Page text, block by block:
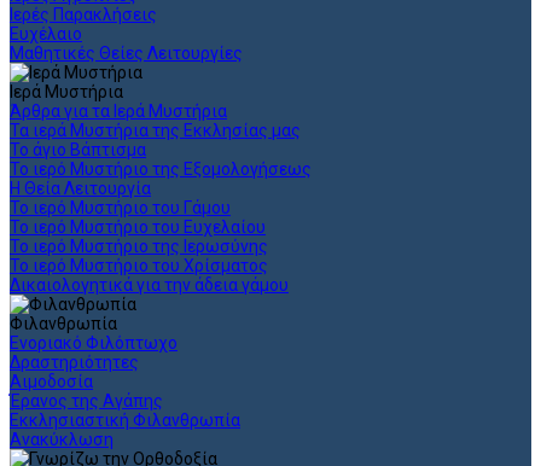
Ιερές Παρακλήσεις
Ευχέλαιο
Μαθητικές Θείες Λειτουργίες
Ιερά Μυστήρια
Άρθρα για τα Ιερά Μυστήρια
Τα ιερά Μυστήρια της Εκκλησίας μας
Το άγιο Βάπτισμα
Το ιερό Μυστήριο της Εξομολογήσεως
Η Θεία Λειτουργία
Το ιερό Μυστήριο του Γάμου
Το ιερό Μυστήριο του Ευχελαίου
Το ιερό Μυστήριο της Ιερωσύνης
Το ιερό Μυστήριο του Χρίσματος
Δικαιολογητικά για την άδεια γάμου
Φιλανθρωπία
Ενοριακό Φιλόπτωχο
Δραστηριότητες
Αιμοδοσία
Έρανος της Αγάπης
Εκκλησιαστική Φιλανθρωπία
Ανακύκλωση